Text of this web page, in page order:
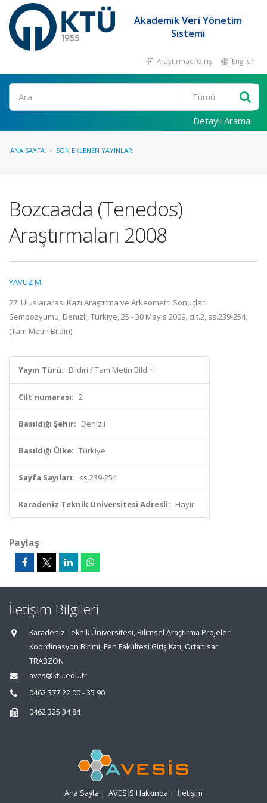
Akademik Veri Yönetim
Sistemi
Araştırmacı Girişi English
Ara
Detaylı Arama
ANA SAYFA SON EKLENEN YAYINLAR
Bozcaada (Tenedos)
Araştırmaları 2008
YAVUZ M.
27. Uluslararası Kazı Araştırma ve Arkeometri Sonuçları
Sempozyumu, Denizli, Türkiye, 25 - 30 Mayıs 2009, cilt.2, ss.239-254,
(Tam Metin Bildiri)
Yayın Türü: Bildiri / Tam Metin Bildiri
Cilt numarası: 2
Basıldığı Şehir: Denizli
Basıldığı Ülke: Türkiye
Sayfa Sayıları: ss.239-254
Karadeniz Teknik Üniversitesi Adresli: Hayır
Paylaş
İletişim Bilgileri
Karadeniz Teknik Üniversitesi, Bilimsel Araştırma Projeleri
Koordinasyon Birimi, Fen Fakültesi Giriş Katı, Ortahisar
TRABZON
aves@ktu.edu.tr
0462 377 22 00 - 35 90
0462 325 34 84
Ana Sayfa | AVESİS Hakkında | İletişim